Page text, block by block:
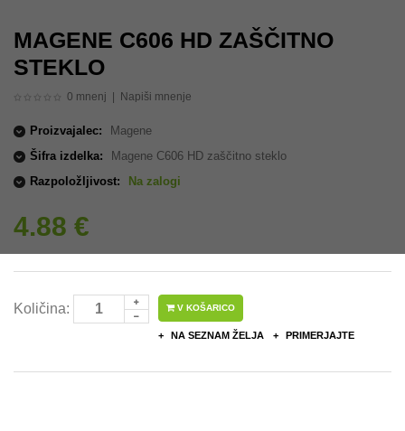
MAGENE C606 HD ZAŠČITNO
STEKLO
0 mnenj | Napiši mnenje
Proizvajalec:
Magene
Šifra izdelka:
Magene C606 HD zaščitno steklo
Razpoložljivost:
Na zalogi
4.88 €
Količina: V KOŠARICO
NA SEZNAM ŽELJA PRIMERJAJTE